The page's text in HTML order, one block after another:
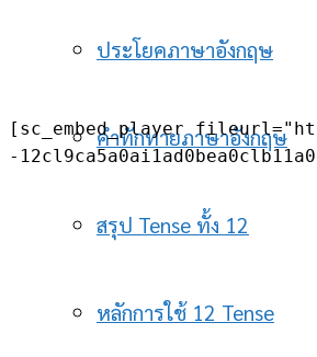
ประโยคภาษาอังกฤษ
คำทักทายภาษาอังกฤษ
สรุป Tense ทั้ง 12
หลักการใช้ 12 Tense
[sc_embed_player
-